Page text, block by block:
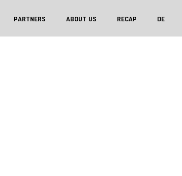
PARTNERS ABOUT US RECAP DE